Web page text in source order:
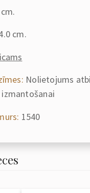
cm.
Nolietojums
1540